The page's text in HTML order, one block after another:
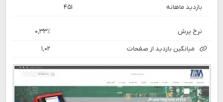
بازدید ماهانه ۴۵۱
نرخ پرش ۰,۳۳٪
میانگین بازدید از صفحات ۱,۰۲